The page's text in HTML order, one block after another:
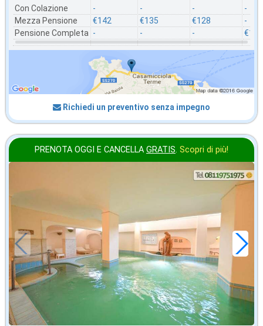
Con Colazione
Mezza Pensione
Pensione Completa
-
€142
-
-
€135
-
-
€128
-
-
-
€121
Richiedi un preventivo senza impegno
PRENOTA OGGI E CANCELLA GRATIS. Scopri di più!
2026 FERRAGOSTO
in offerta da
€120,00
a notte